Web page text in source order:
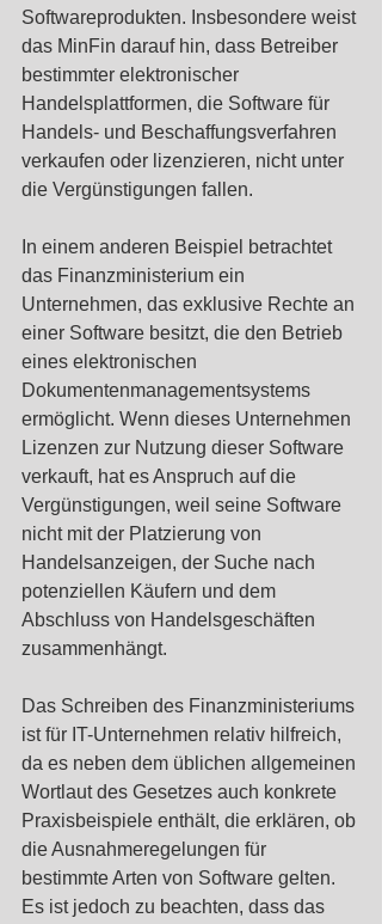
Softwareprodukten. Insbesondere weist
das MinFin darauf hin, dass Betreiber
bestimmter elektronischer
Handelsplattformen, die Software für
Handels- und Beschaffungsverfahren
verkaufen oder lizenzieren, nicht unter
die Vergünstigungen fallen.
In einem anderen Beispiel betrachtet
das Finanzministerium ein
Unternehmen, das exklusive Rechte an
einer Software besitzt, die den Betrieb
eines elektronischen
Dokumentenmanagementsystems
ermöglicht. Wenn dieses Unternehmen
Lizenzen zur Nutzung dieser Software
verkauft, hat es Anspruch auf die
Vergünstigungen, weil seine Software
nicht mit der Platzierung von
Handelsanzeigen, der Suche nach
potenziellen Käufern und dem
Abschluss von Handelsgeschäften
zusammenhängt.
Das Schreiben des Finanzministeriums
ist für IT-Unternehmen relativ hilfreich,
da es neben dem üblichen allgemeinen
Wortlaut des Gesetzes auch konkrete
Praxisbeispiele enthält, die erklären, ob
die Ausnahmeregelungen für
bestimmte Arten von Software gelten.
Es ist jedoch zu beachten, dass das